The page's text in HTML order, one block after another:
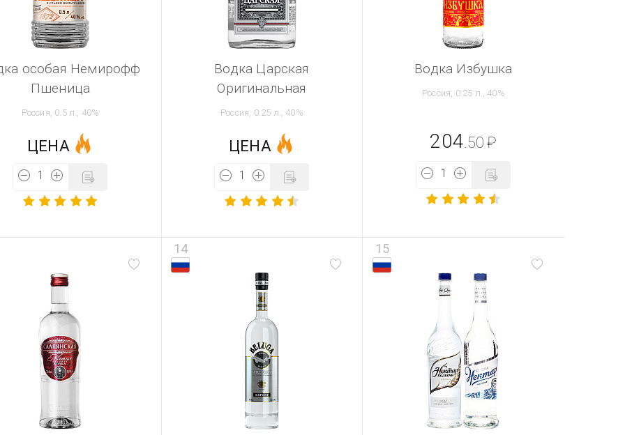
особая Немирофф
Пшеница
Россия, 0.5 л., 40%
ЦЕНА
Водка Царская
Оригинальная
Россия, 0.25 л., 40%
ЦЕНА
Водка Избушка
Россия, 0.25 л., 40%
204 .50 ₽
14 15